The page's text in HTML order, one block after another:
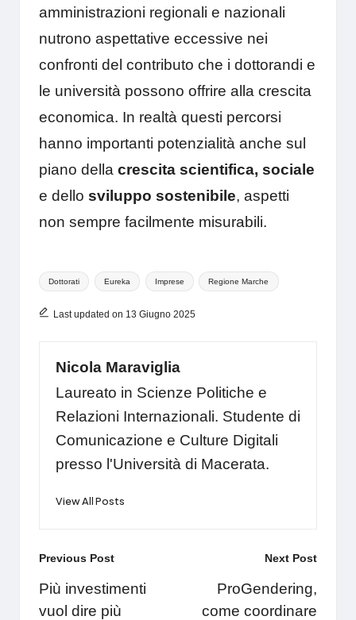
amministrazioni regionali e nazionali
nutrono aspettative eccessive nei
confronti del contributo che i dottorandi e
le università possono offrire alla crescita
economica. In realtà questi percorsi
hanno importanti potenzialità anche sul
piano della crescita scientifica, sociale
e dello sviluppo sostenibile, aspetti
non sempre facilmente misurabili.
Tags:
Dottorati Eureka Imprese Regione Marche
Last updated on 13 Giugno 2025
Nicola Maraviglia
Laureato in Scienze Politiche e
Relazioni Internazionali. Studente di
Comunicazione e Culture Digitali
presso l'Università di Macerata.
View All Posts
Post
navigation
Previous Post
Più investimenti
vuol dire più
Next Post
ProGendering,
come coordinare